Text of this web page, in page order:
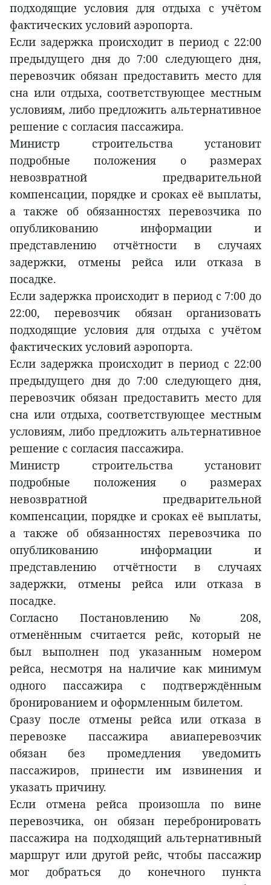
подходящие условия для отдыха с учётом
фактических условий аэропорта.
Если задержка происходит в период с 22:00
предыдущего дня до 7:00 следующего дня,
перевозчик обязан предоставить место для
сна или отдыха, соответствующее местным
условиям, либо предложить альтернативное
решение с согласия пассажира.
Министр строительства установит
подробные положения о размерах
невозвратной предварительной
компенсации, порядке и сроках её выплаты,
а также об обязанностях перевозчика по
опубликованию информации и
представлению отчётности в случаях
задержки, отмены рейса или отказа в
посадке.
Если задержка происходит в период с 7:00 до
22:00, перевозчик обязан организовать
подходящие условия для отдыха с учётом
фактических условий аэропорта.
Если задержка происходит в период с 22:00
предыдущего дня до 7:00 следующего дня,
перевозчик обязан предоставить место для
сна или отдыха, соответствующее местным
условиям, либо предложить альтернативное
решение с согласия пассажира.
Министр строительства установит
подробные положения о размерах
невозвратной предварительной
компенсации, порядке и сроках её выплаты,
а также об обязанностях перевозчика по
опубликованию информации и
представлению отчётности в случаях
задержки, отмены рейса или отказа в
посадке.
Согласно Постановлению № 208,
отменённым считается рейс, который не
был выполнен под указанным номером
рейса, несмотря на наличие как минимум
одного пассажира с подтверждённым
бронированием и оформленным билетом.
Сразу после отмены рейса или отказа в
перевозке пассажира авиаперевозчик
обязан без промедления уведомить
пассажиров, принести им извинения и
указать причину.
Если отмена рейса произошла по вине
перевозчика, он обязан перебронировать
пассажира на подходящий альтернативный
маршрут или другой рейс, чтобы пассажир
мог добраться до конечного пункта